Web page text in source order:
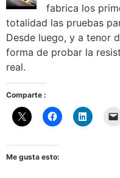
fabrica los
totalidad las pruebas
Desde luego, y a tenor
forma de probar la
real.
Comparte :
Me gusta esto: